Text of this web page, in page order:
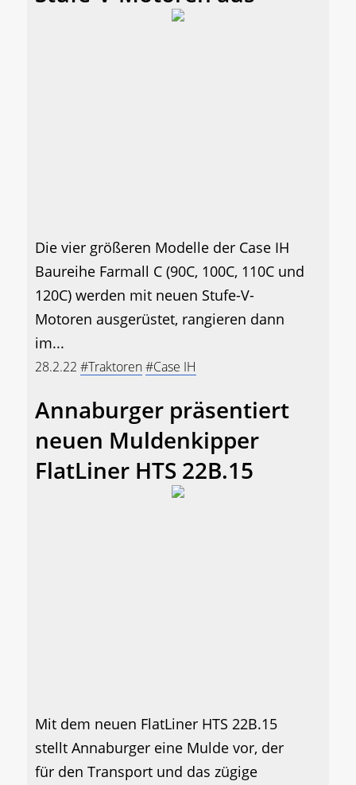
Die vier größeren Modelle der Case IH
Baureihe Farmall C (90C, 100C, 110C und
120C) werden mit neuen Stufe-V-
Motoren ausgerüstet, rangieren dann
im...
28.2.22 #Traktoren#Case IH
Annaburger präsentiert
neuen Muldenkipper
FlatLiner HTS 22B.15
Mit dem neuen FlatLiner HTS 22B.15
stellt Annaburger eine Mulde vor, der
für den Transport und das zügige